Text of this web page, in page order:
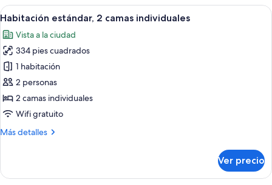
cama
size
Abrir
todas
las
fotos
de
Habitación
estándar,
2
individuales
Habitación de hotel con dos camas,
7
Habitación estándar, 2 camas individuales
Vista a la ciudad
334 pies cuadrados
1 habitación
2 personas
2 camas individuales
Wifi gratuito
Más detalles
Más
estándar,
Ver precio